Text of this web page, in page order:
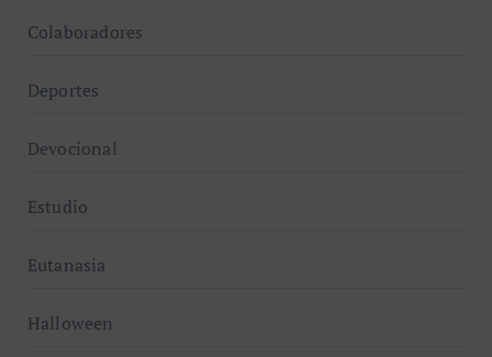
Colaboradores
Deportes
Devocional
Estudio
Eutanasia
Halloween